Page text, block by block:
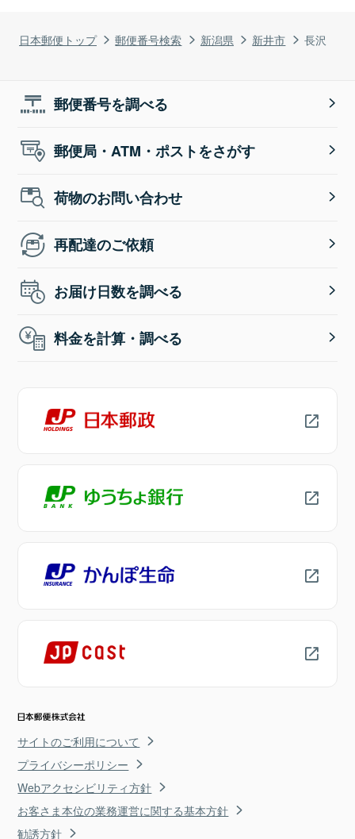
日本郵便トップ 郵便番号検索 新潟県 新井市 長沢
郵便番号を調べる
郵便局・ATM・ポストをさがす
荷物のお問い合わせ
再配達のご依頼
お届け日数を調べる
料金を計算・調べる
サイトのご利用について
プライバシーポリシー
Webアクセシビリティ方針
お客さま本位の業務運営に関する基本方針
勧誘方針